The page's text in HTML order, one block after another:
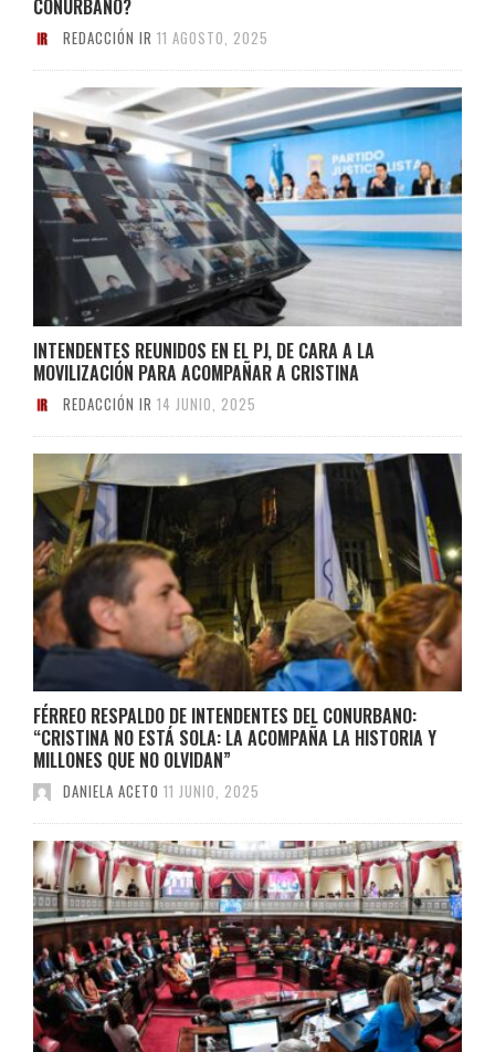
CONURBANO?
REDACCIÓN IR 11 AGOSTO, 2025
INTENDENTES REUNIDOS EN EL PJ, DE CARA A LA
MOVILIZACIÓN PARA ACOMPAÑAR A CRISTINA
REDACCIÓN IR 14 JUNIO, 2025
FÉRREO RESPALDO DE INTENDENTES DEL CONURBANO:
“CRISTINA NO ESTÁ SOLA: LA ACOMPAÑA LA HISTORIA Y
MILLONES QUE NO OLVIDAN”
DANIELA ACETO 11 JUNIO, 2025